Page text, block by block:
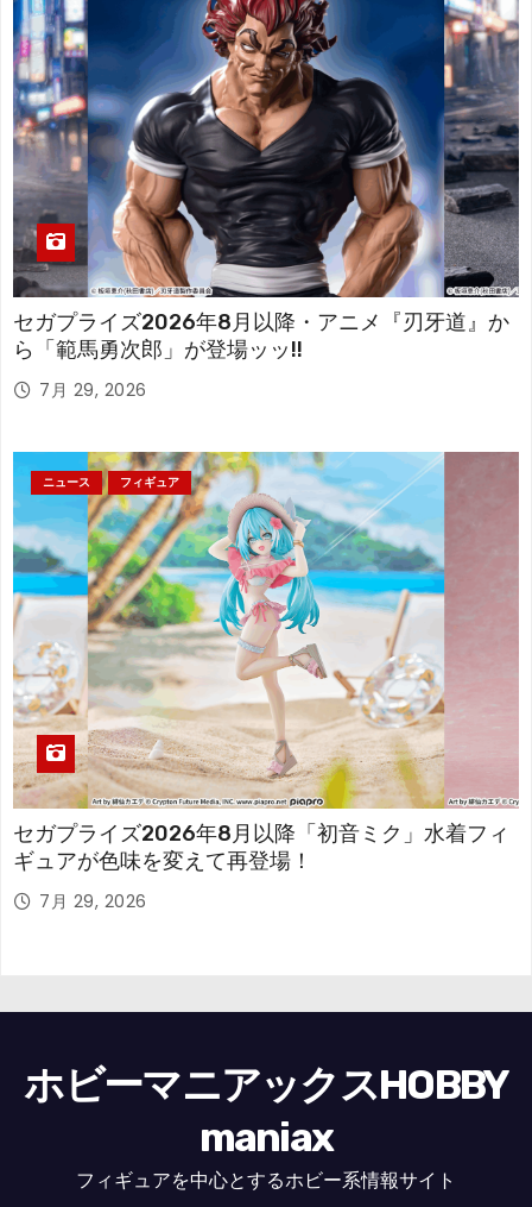
セガプライズ2026年8月以降・アニメ『刃牙道』か
ら「範馬勇次郎」が登場ッッ!!
7月 29, 2026
ニュース フィギュア
セガプライズ2026年8月以降「初音ミク」水着フィ
ギュアが色味を変えて再登場！
7月 29, 2026
ホビーマニアックスHOBBY
maniax
フィギュアを中心とするホビー系情報サイト